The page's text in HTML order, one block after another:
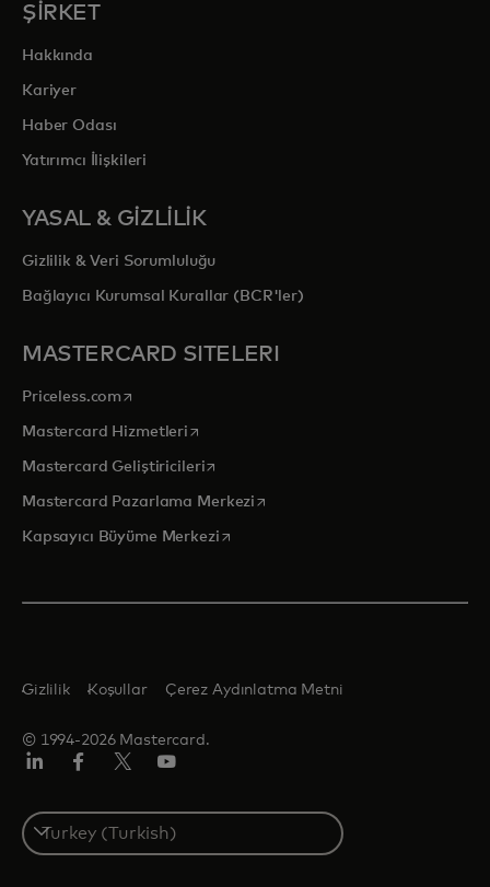
ŞİRKET
Hakkında
Kariyer
Haber Odası
Yatırımcı İlişkileri
YASAL & GİZLİLİK
Gizlilik & Veri Sorumluluğu
Bağlayıcı Kurumsal Kurallar (BCR'ler)
MASTERCARD SITELERI
Priceless.com opens in a new tab
Mastercard Hizmetleri opens in a new tab
Mastercard Geliştiricileriopens in a new tab
Mastercard Pazarlama Merkezi opens in a new tab
Kapsayıcı Büyüme Merkeziopens in a new tab
© 1994-2026 Mastercard.
Gizlilik Koşullar Çerez Aydınlatma Metni
Select
a
country